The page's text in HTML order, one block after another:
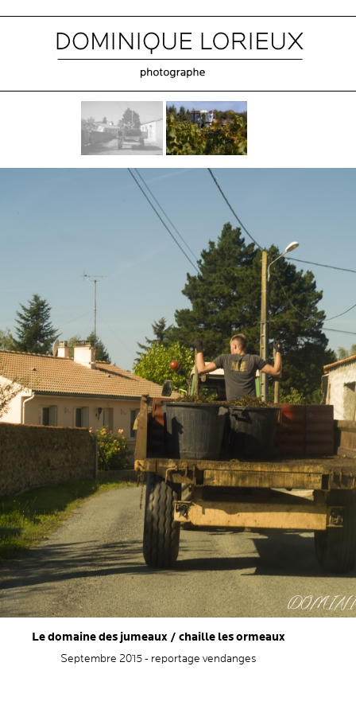
Le domaine des jumeaux / chaille les ormeaux
Septembre 2015 - reportage vendanges